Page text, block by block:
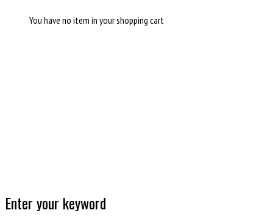
You have no item in your shopping cart
Enter your keyword